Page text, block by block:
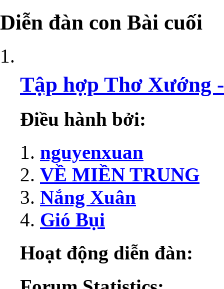
Diễn đàn con Bài cuối
Tập hợp Thơ Xướng
Điều hành bởi:
nguyenxuan
VỀ MIỀN TRUNG
Nắng Xuân
Gió Bụi
Hoạt động diễn đàn: